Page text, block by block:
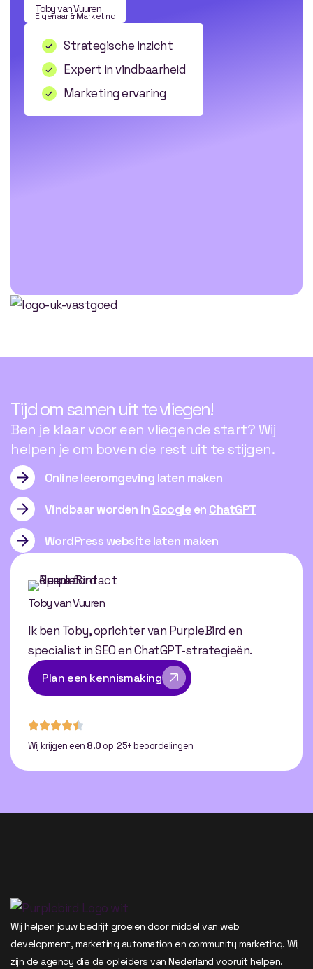
Toby van Vuuren
Eigenaar & Marketing
Strategische inzicht
Expert in vindbaarheid
Marketing ervaring
Tijdomsamen uittevliegen!
Ben je klaar voor een vliegende start? Wij
helpen je om boven de rest uit te stijgen.
Online leeromgeving laten maken
Vindbaar worden in Googleen ChatGPT
WordPress website laten maken
Toby van Vuuren
Ik ben Toby, oprichter van PurpleBird en
specialist in SEO en ChatGPT-strategieën.
Plan een kennismaking
Wij krijgen een 8.0 op 25+ beoordelingen
Wij helpen jouw bedrijf groeien door middel van web
development, marketing automation en community marketing. Wij
zijn de agency die de opleiders van Nederland vooruit helpen.